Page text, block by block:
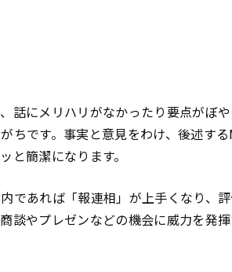
話にメリハリがなかったり要点がぼ
ちです。事実と意見をわけ、後述する
と簡潔になります。
であれば「報連相」が上手くなり、
談やプレゼンなどの機会に威力を発揮